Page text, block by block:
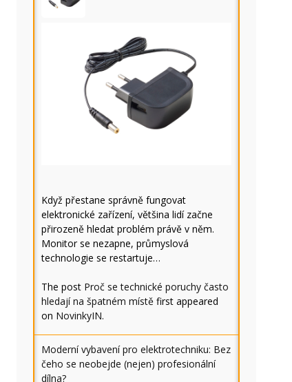
Když přestane správně fungovat
elektronické zařízení, většina lidí začne
přirozeně hledat problém právě v něm.
Monitor se nezapne, průmyslová
technologie se restartuje…
The post Proč se technické poruchy často
hledají na špatném místě first appeared
on NovinkyIN.
Moderní vybavení pro elektrotechniku: Bez
čeho se neobejde (nejen) profesionální
dílna?